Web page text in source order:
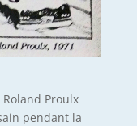
Proulx
pendant la